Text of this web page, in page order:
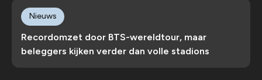
Recordomzet door BTS-wereldtour, maar
beleggers kijken verder dan volle stadions
Nieuws